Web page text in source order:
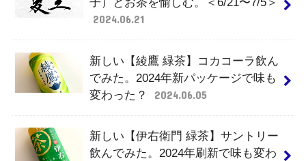
2024.06.21
新しい【綾鷹 緑茶】コカコーラ飲ん
でみた。2024年新パッケージで味も
変わった？
2024.06.05
新しい【伊右衛門 緑茶】サントリー
飲んでみた。2024年刷新で味も変わ